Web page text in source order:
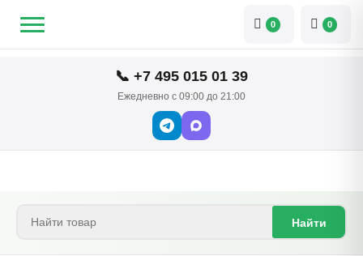
📞 +7 495 015 01 39
Ежедневно с 09:00 до 21:00
0 0
Найти